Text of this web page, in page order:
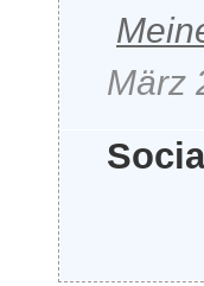
März